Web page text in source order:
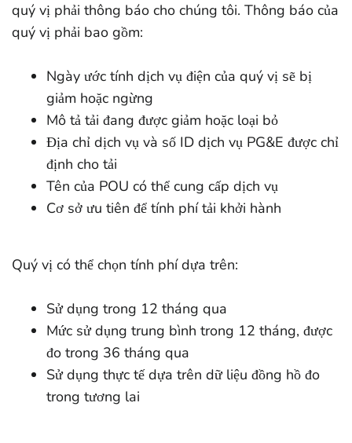
quý vị phải thông báo cho chúng tôi. Thông báo của
quý vị phải bao gồm:
Ngày ước tính dịch vụ điện của quý vị sẽ bị
giảm hoặc ngừng
Mô tả tải đang được giảm hoặc loại bỏ
Địa chỉ dịch vụ và số ID dịch vụ PG&E được chỉ
định cho tải
Tên của POU có thể cung cấp dịch vụ
Cơ sở ưu tiên để tính phí tải khởi hành
Quý vị có thể chọn tính phí dựa trên:
Sử dụng trong 12 tháng qua
Mức sử dụng trung bình trong 12 tháng, được
đo trong 36 tháng qua
Sử dụng thực tế dựa trên dữ liệu đồng hồ đo
trong tương lai